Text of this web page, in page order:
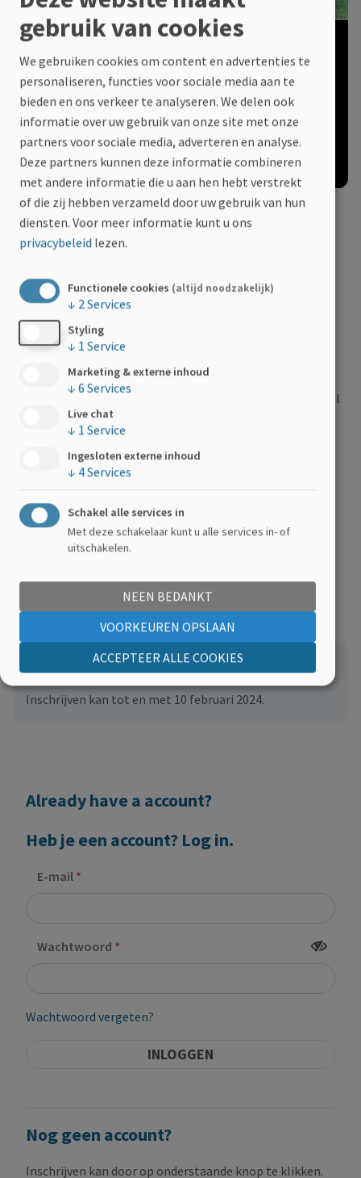
Bereikbaarheid?
genaamd ‘Centrum ’t Zand’.
Met de trein? Neem de trein naar Station Brugge en
daarna de bus naar ’t Zand of wandel tot aan 60TOUR
Rolstoeltoegankelijk. De ruimte bevindt zich echter wel
op de verdieping. Er is geen lift beschikbaar, maar we
geraken zeker samen boven! Laat het weten indien je
hieromtrent vragen hebt.
Vragen?
Neem contact op met ons via e-mail:
jongerenwerking@ms-vlaanderen.be
Interesse?
Inschrijven kan tot en met 10 februari 2024.
Already have a account?
Heb je een account? Log in.
E-mail
Wachtwoord
Wachtwoord vergeten?
INLOGGEN
Nog geen account?
Inschrijven kan door op onderstaande knop te klikken.
gebruik van cookies
We gebruiken cookies om content en advertenties te
personaliseren, functies voor sociale media aan te
bieden en ons verkeer te analyseren. We delen ook
informatie over uw gebruik van onze site met onze
partners voor sociale media, adverteren en analyse.
Deze partners kunnen deze informatie combineren
met andere informatie die u aan hen hebt verstrekt
of die zij hebben verzameld door uw gebruik van hun
diensten. Voor meer informatie kunt u ons
privacybeleid lezen.
Functionele cookies (altijd noodzakelijk)
↓ 2 Services
Styling
↓ 1 Service
Marketing & externe inhoud
↓ 6 Services
Live chat
↓ 1 Service
Ingesloten externe inhoud
↓ 4Services
Schakel alle services in
Met deze schakelaar kunt u alle services in- of
uitschakelen.
NEEN BEDANKT
VOORKEUREN OPSLAAN
ACCEPTEER ALLE COOKIES